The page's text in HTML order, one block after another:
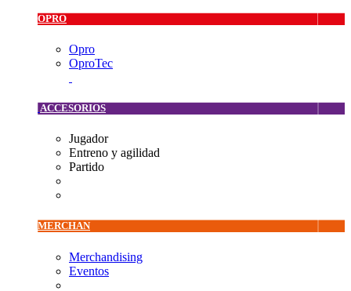
OPRO
Opro
OproTec
ACCESORIOS
Jugador
Entreno y agilidad
Partido
MERCHAN
Merchandising
Eventos